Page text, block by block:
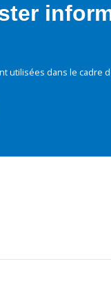
utilisées dans le cadre